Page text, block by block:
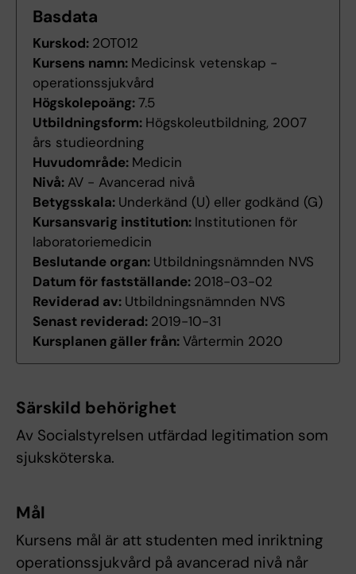
Basdata
Kurskod: 2OT012
Kursens namn: Medicinsk vetenskap -
operationssjukvård
Högskolepoäng:7.5
Utbildningsform: Högskoleutbildning, 2007
års studieordning
Huvudområde: Medicin
Nivå: AV - Avancerad nivå
Betygsskala: Underkänd (U) eller godkänd (G)
Kursansvarig institution: Institutionen för
laboratoriemedicin
Beslutande organ: Utbildningsnämnden NVS
Datum för fastställande: 2018-03-02
Reviderad av: Utbildningsnämnden NVS
Senast reviderad: 2019-10-31
Kursplanen gäller från:Vårtermin 2020
Särskild behörighet
Av Socialstyrelsen utfärdad legitimation som
sjuksköterska.
Mål
Kursens mål är att studenten med inriktning
operationssjukvård på avancerad nivå når